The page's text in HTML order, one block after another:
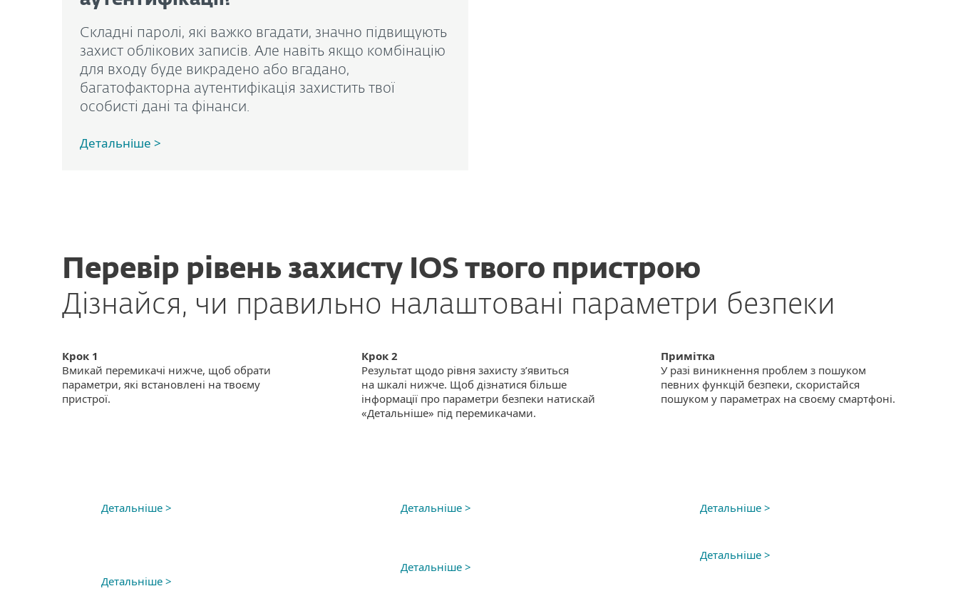
Складні паролі, які важко вгадати, значно підвищують
захист облікових записів. Але навіть якщо комбінацію
для входу буде викрадено або вгадано,
багатофакторна аутентифікація захистить твої
особисті дані та фінанси.
Детальніше >
Перевір рівень захисту IOS твого пристрою
Дізнайся, чи правильно налаштовані параметри безпеки
Крок 1
Вмикай перемикачі нижче, щоб обрати
параметри, які встановлені на твоєму
пристрої.
Крок 2
Результат щодо рівня захисту з’явиться
на шкалі нижче. Щоб дізнатися більше
інформації про параметри безпеки натискай
«Детальніше» під перемикачами.
Примітка
У разі виникнення проблем з пошуком
певних функцій безпеки, скористайся
пошуком у параметрах на своєму смартфоні.
Детальніше > Детальніше > Детальніше >
Детальніше >
Детальніше >
Детальніше >